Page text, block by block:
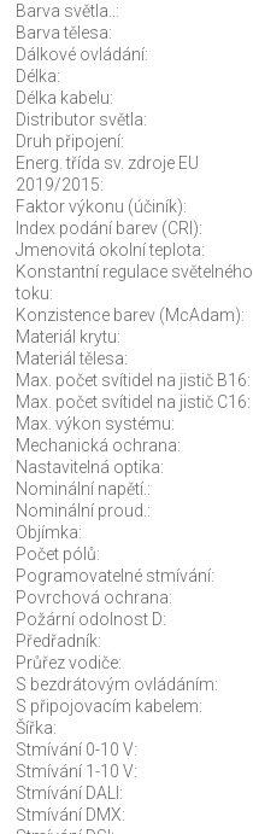
Barva světla..:
Barva tělesa:
Dálkové ovládání:
Délka:
Délka kabelu:
Distributor světla:
Druh připojení:
Energ. třída sv. zdroje EU
2019/2015:
Faktor výkonu (účiník):
Index podání barev (CRI):
Jmenovitá okolní teplota:
Konstantní regulace světelného
toku:
Konzistence barev (McAdam):
Materiál krytu:
Materiál tělesa:
Max. počet svítidel na jistič B16:
Max. počet svítidel na jistič C16:
Max. výkon systému:
Mechanická ochrana:
Nastavitelná optika:
Nominální napětí.:
Nominální proud.:
Objímka:
Počet pólů:
Pogramovatelné stmívání:
Povrchová ochrana:
Požární odolnost D:
Předřadník:
Průřez vodiče:
S bezdrátovým ovládáním:
S připojovacím kabelem:
Šířka:
Stmívání 0-10 V:
Stmívání 1-10 V:
Stmívání DALI:
Stmívání DMX: